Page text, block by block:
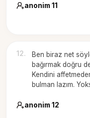
anonim 11
12.
Ben biraz net
bağırmak doğru
Kendini
bulman lazım.
anonim 12